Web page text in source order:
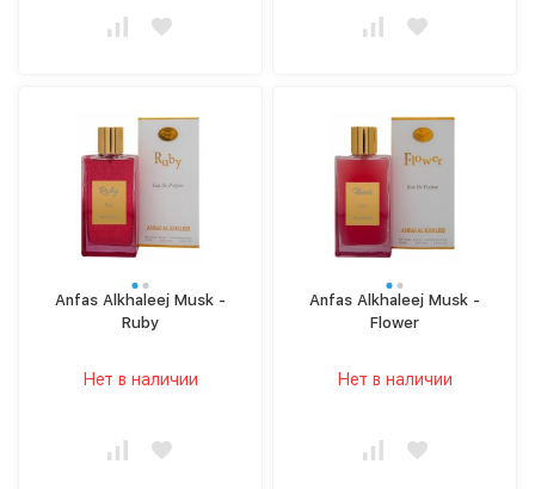
Anfas Alkhaleej Musk -
Ruby
Нет в наличии
Anfas Alkhaleej Musk -
Flower
Нет в наличии